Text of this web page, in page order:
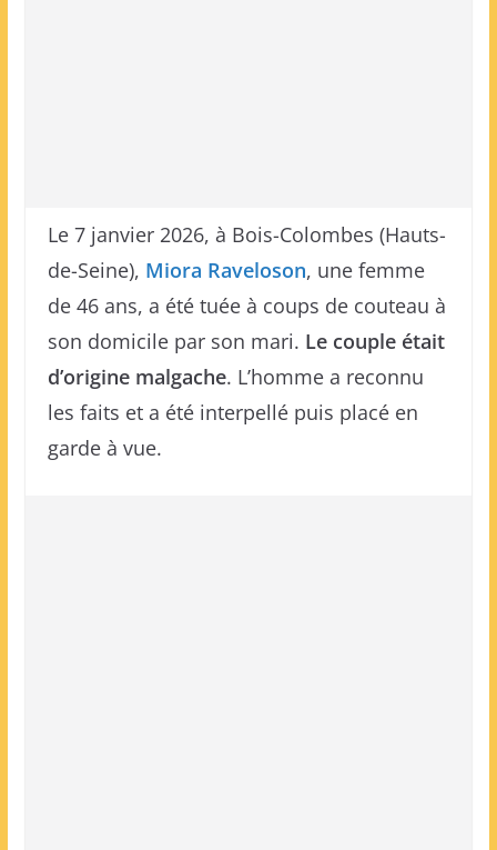
Le 7 janvier 2026, à Bois-Colombes (Hauts-
de-Seine), Miora Raveloson, une femme
de 46 ans, a été tuée à coups de couteau à
son domicile par son mari. Le couple était
d’origine malgache. L’homme a reconnu
les faits et a été interpellé puis placé en
garde à vue.